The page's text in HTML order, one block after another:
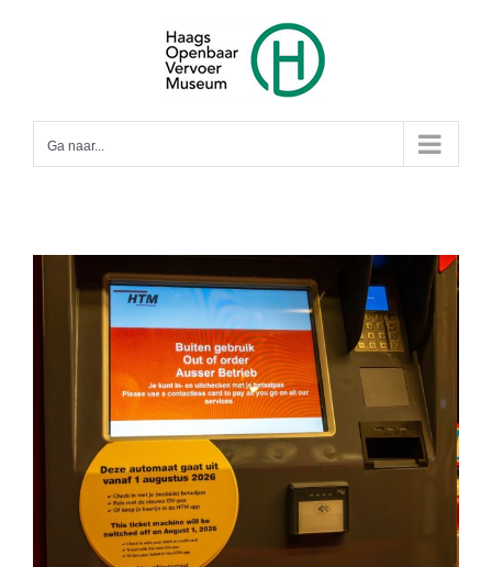
Ga naar...